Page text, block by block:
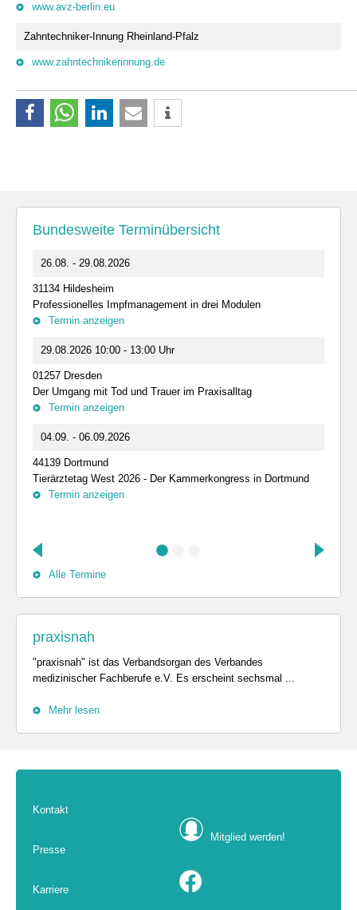
www.avz-berlin.eu
Zahntechniker-Innung Rheinland-Pfalz
www.zahntechnikerinnung.de
Bundesweite Terminübersicht
26.08. - 29.08.2026
31134 Hildesheim
Professionelles Impfmanagement in drei Modulen
Termin anzeigen
29.08.2026 10:00 - 13:00 Uhr
01257 Dresden
Der Umgang mit Tod und Trauer im Praxisalltag
Termin anzeigen
04.09. - 06.09.2026
44139 Dortmund
Tierärztetag West 2026 - Der Kammerkongress in Dortmund
Termin anzeigen
Alle Termine
praxisnah
"praxisnah" ist das Verbandsorgan des Verbandes
medizinischer Fachberufe e.V. Es erscheint sechsmal ...
Mehr lesen
Kontakt
Presse
Karriere
Mitglied werden!